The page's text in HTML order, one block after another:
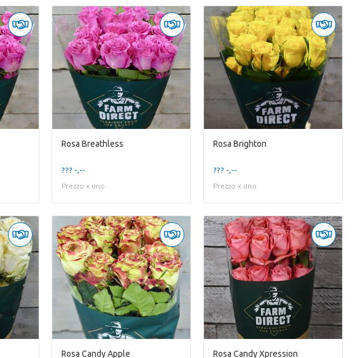
Rosa Breathless
??? -,--
Prezzo x uno
Rosa Brighton
??? -,--
Prezzo x uno
Rosa Candy Apple Rosa Candy Xpression